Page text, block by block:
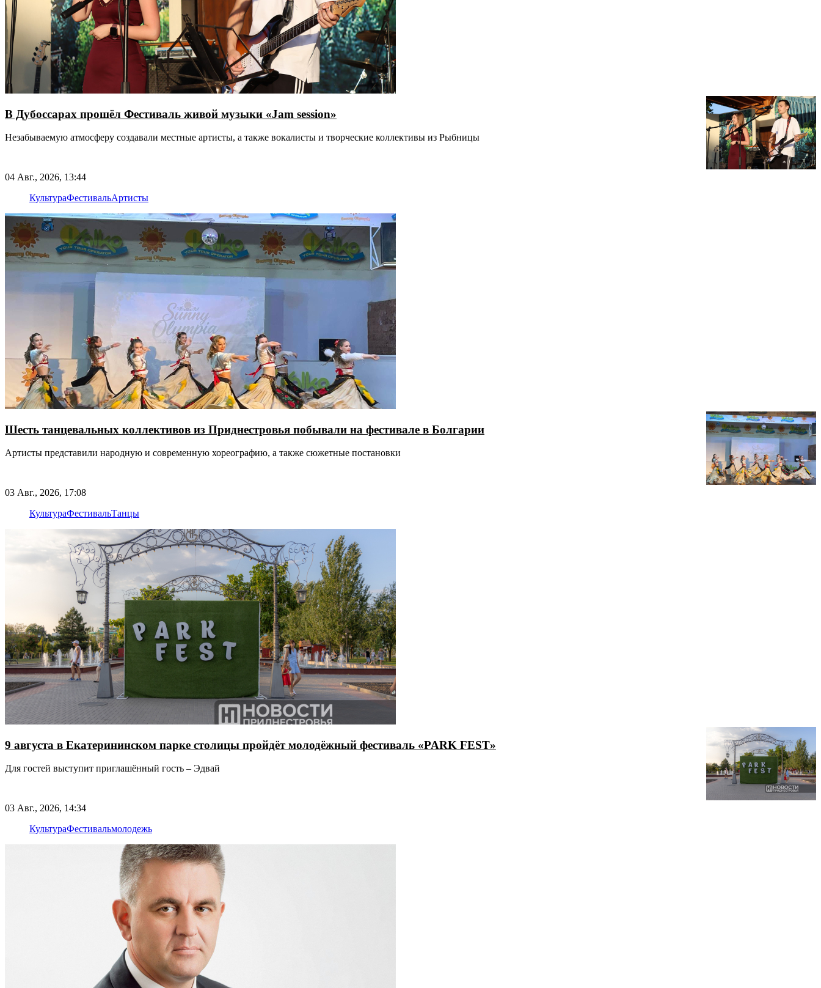
В Дубоссарах прошёл Фестиваль живой музыки «Jam session»
Незабываемую атмосферу создавали местные артисты, а также вокалисты и творческие коллективы из Рыбницы
04 Авг., 2026, 13:44
КультураФестивальАртисты
Шесть танцевальных коллективов из Приднестровья побывали на фестивале в Болгарии
Артисты представили народную и современную хореографию, а также сюжетные постановки
03 Авг., 2026, 17:08
КультураФестивальТанцы
9 августа в Екатерининском парке столицы пройдёт молодёжный фестиваль «PARK FEST»
Для гостей выступит приглашённый гость – Эдвай
03 Авг., 2026, 14:34
КультураФестивальмолодежь